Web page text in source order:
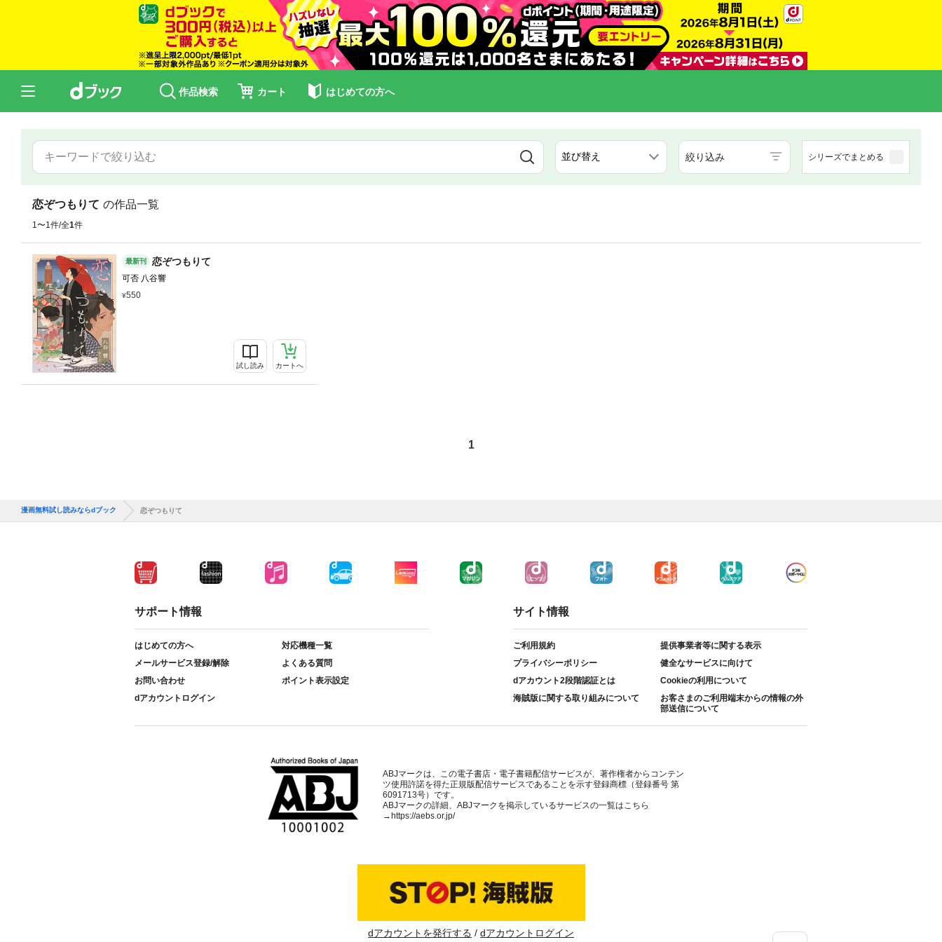
作品検索 カート はじめての方へ
絞り込み シリーズでまとめる
恋ぞつもりて の作品一覧
1〜1件/全1件
最新刊 恋ぞつもりて
可否 八谷響
550
試し読み カートへ
1
漫画無料試し読みならdブック 恋ぞつもりて
サポート情報
はじめての方へ
対応機種一覧
メールサービス登録/解除
よくある質問
お問い合わせ
ポイント表示設定
dアカウントログイン
サイト情報
ご利用規約
提供事業者等に関する表示
プライバシーポリシー
健全なサービスに向けて
dアカウント2段階認証とは
Cookieの利用について
海賊版に関する取り組みについて
お客さまのご利用端末からの情報の外
部送信について
ABJマークは、この電子書店・電子書籍配信サービスが、著作権者からコンテン
ツ使用許諾を得た正規版配信サービスであることを示す登録商標（登録番号 第
6091713号）です。
ABJマークの詳細、ABJマークを掲示しているサービスの一覧はこちら
→https://aebs.or.jp/
dアカウントを発行する dアカウントログイン